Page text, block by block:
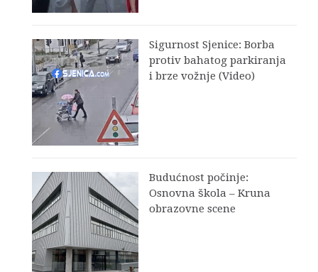
Sigurnost Sjenice: Borba
protiv bahatog parkiranja
i brze vožnje (Video)
Budućnost počinje:
Osnovna škola – Kruna
obrazovne scene